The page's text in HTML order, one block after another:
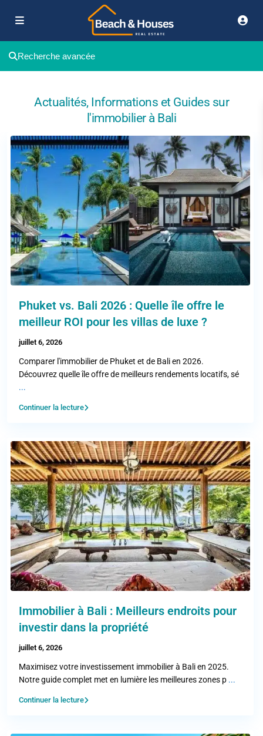
Recherche avancée
Actualités, Informations et Guides sur
l'immobilier à Bali
Phuket vs. Bali 2026 : Quelle île offre le
meilleur ROI pour les villas de luxe ?
juillet 6, 2026
Comparer l'immobilier de Phuket et de Bali en 2026.
Découvrez quelle île offre de meilleurs rendements locatifs, sé
...
Continuer la lecture
Immobilier à Bali : Meilleurs endroits pour
investir dans la propriété
juillet 6, 2026
Maximisez votre investissement immobilier à Bali en 2025.
Notre guide complet met en lumière les meilleures zones p ...
Continuer la lecture